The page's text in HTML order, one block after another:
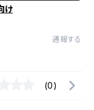
け
通報する
(0)